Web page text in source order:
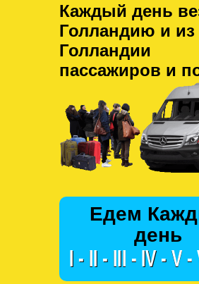
Каждый день
Голландию и из
Голландии
пассажиров и
Едем
день